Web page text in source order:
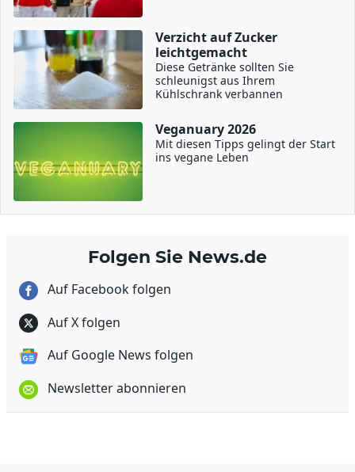
Verzicht auf Zucker
leichtgemacht
Diese Getränke sollten Sie
schleunigst aus Ihrem
Kühlschrank verbannen
Veganuary 2026
Mit diesen Tipps gelingt der Start
ins vegane Leben
Folgen Sie News.de
Auf Facebook folgen
Auf X folgen
Auf Google News folgen
Newsletter abonnieren